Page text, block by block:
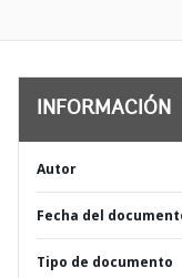
INFORMACIÓN
Autor
Fecha del
Tipo de documento